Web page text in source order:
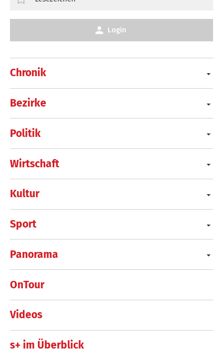
Chronik
Bezirke
Politik
Wirtschaft
Kultur
Sport
Panorama
OnTour
Videos
s+ im Überblick
Login